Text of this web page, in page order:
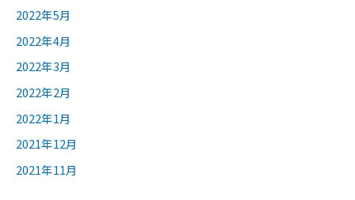
2022年5月
2022年4月
2022年3月
2022年2月
2022年1月
2021年12月
2021年11月